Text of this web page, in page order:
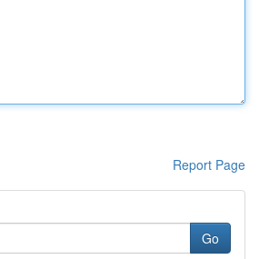
Report Page
Go